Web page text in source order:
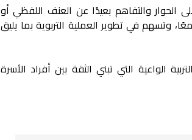
الحوار والتفاهم بعيدًا عن العنف اللفظي أو
وتسهم في تطوير العملية التربوية بما يليق
الواعية التي تبني الثقة بين أفراد الأسرة